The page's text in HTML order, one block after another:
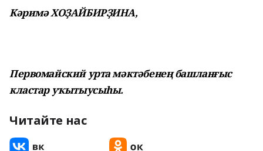
Кәримә ХОҘАЙБИРҘИНА,
Первомайский урта мәктәбенең башланғыс
кластар уҡытыусыһы.
Читайте нас